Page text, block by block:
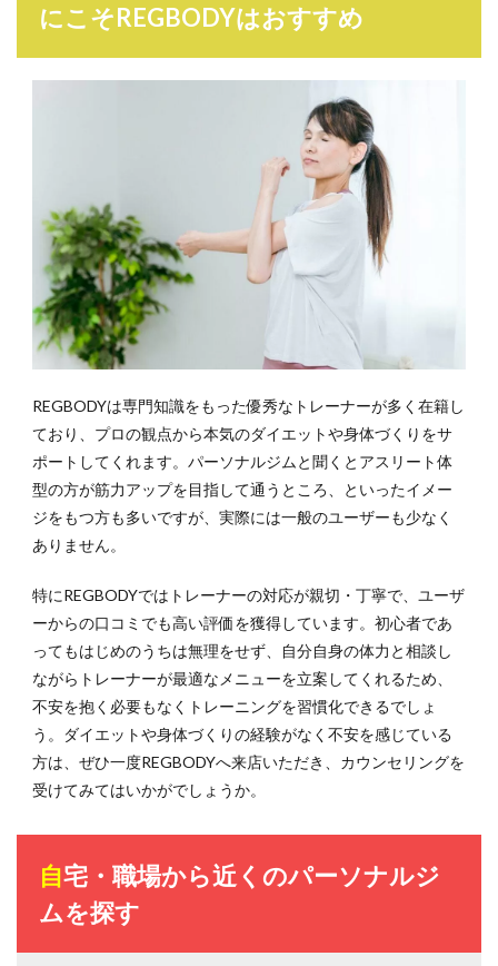
にこそREGBODYはおすすめ
REGBODYは専門知識をもった優秀なトレーナーが多く在籍し
ており、プロの観点から本気のダイエットや身体づくりをサ
ポートしてくれます。パーソナルジムと聞くとアスリート体
型の方が筋力アップを目指して通うところ、といったイメー
ジをもつ方も多いですが、実際には一般のユーザーも少なく
ありません。
特にREGBODYではトレーナーの対応が親切・丁寧で、ユーザ
ーからの口コミでも高い評価を獲得しています。初心者であ
ってもはじめのうちは無理をせず、自分自身の体力と相談し
ながらトレーナーが最適なメニューを立案してくれるため、
不安を抱く必要もなくトレーニングを習慣化できるでしょ
う。ダイエットや身体づくりの経験がなく不安を感じている
方は、ぜひ一度REGBODYへ来店いただき、カウンセリングを
受けてみてはいかがでしょうか。
自宅・職場から近くのパーソナルジ
ムを探す